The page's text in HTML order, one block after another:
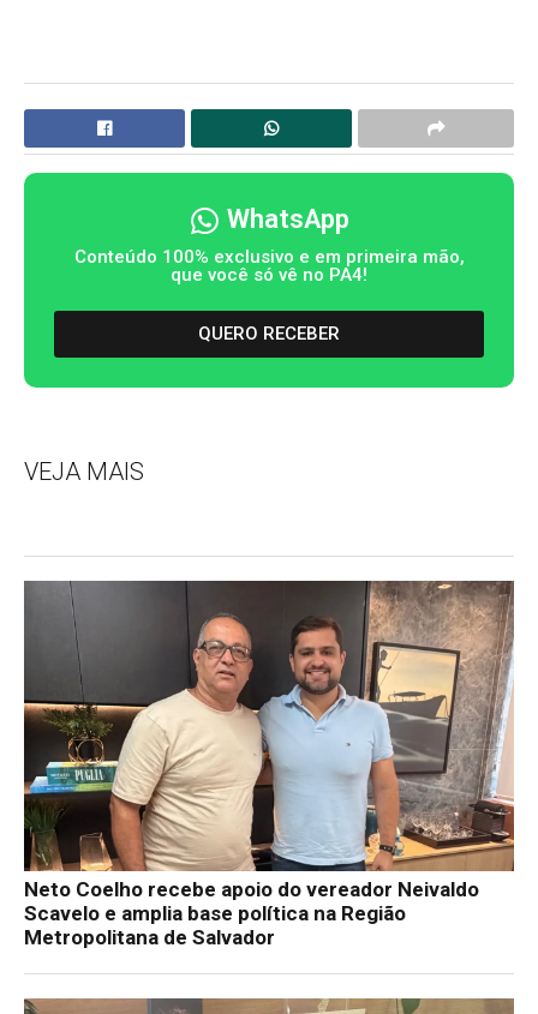
WhatsApp
Conteúdo 100% exclusivo e em primeira mão,
que você só vê no PA4!
QUERO RECEBER
VEJA MAIS
Neto Coelho recebe apoio do vereador Neivaldo
Scavelo e amplia base política na Região
Metropolitana de Salvador